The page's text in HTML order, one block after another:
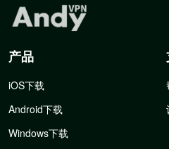
产品
iOS下载
Android下载
Windows下载